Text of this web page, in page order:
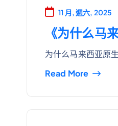
11 月, 週六, 2025
《为什么马
为什么马来西亚原
Read More